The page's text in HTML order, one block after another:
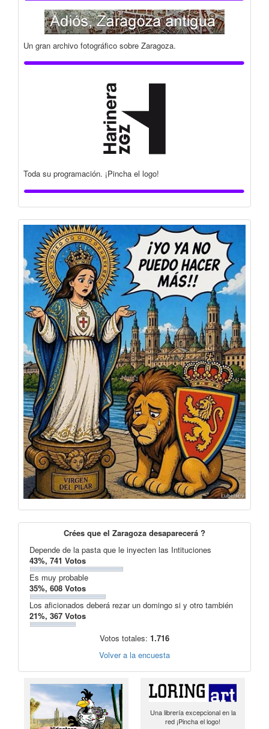
Un gran archivo fotográfico sobre Zaragoza.
Toda su programación. ¡Pincha el logo!
Crées que el Zaragoza desaparecerá ?
Depende de la pasta que le inyecten las Intituciones
43%, 741 Votos
Es muy probable
35%, 608 Votos
Los aficionados deberá rezar un domingo si y otro también
21%, 367 Votos
Votos totales: 1.716
Volver a la encuesta
Una librería excepcional en la
red ¡Pincha el logo!